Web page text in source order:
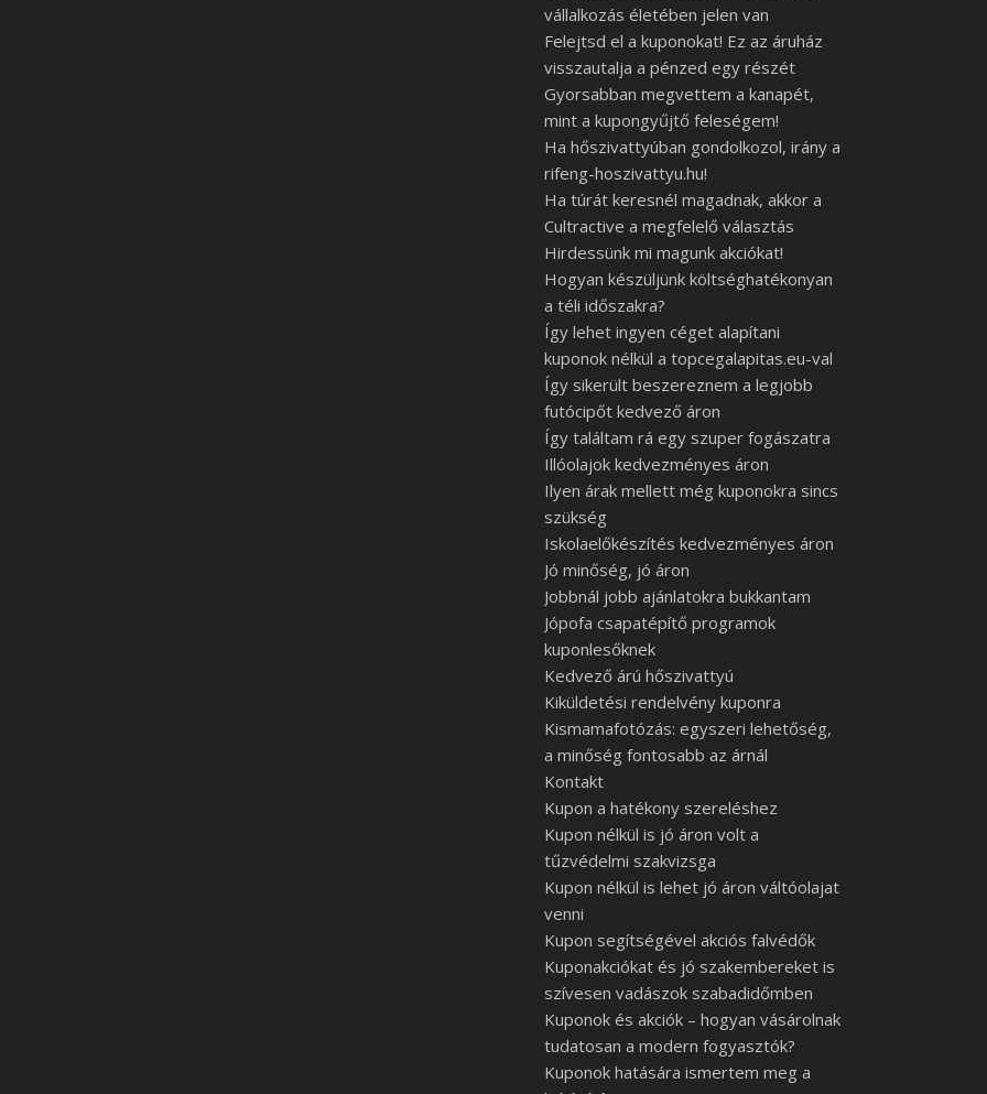
vállalkozás életében jelen van
Felejtsd el a kuponokat! Ez az áruház
visszautalja a pénzed egy részét
Gyorsabban megvettem a kanapét,
mint a kupongyűjtő feleségem!
Ha hőszivattyúban gondolkozol, irány a
rifeng-hoszivattyu.hu!
Ha túrát keresnél magadnak, akkor a
Cultractive a megfelelő választás
Hirdessünk mi magunk akciókat!
Hogyan készüljünk költséghatékonyan
a téli időszakra?
Így lehet ingyen céget alapítani
kuponok nélkül a topcegalapitas.eu-val
Így sikerült beszereznem a legjobb
futócipőt kedvező áron
Így találtam rá egy szuper fogászatra
Illóolajok kedvezményes áron
Ilyen árak mellett még kuponokra sincs
szükség
Iskolaelőkészítés kedvezményes áron
Jó minőség, jó áron
Jobbnál jobb ajánlatokra bukkantam
Jópofa csapatépítő programok
kuponlesőknek
Kedvező árú hőszivattyú
Kiküldetési rendelvény kuponra
Kismamafotózás: egyszeri lehetőség,
a minőség fontosabb az árnál
Kontakt
Kupon a hatékony szereléshez
Kupon nélkül is jó áron volt a
tűzvédelmi szakvizsga
Kupon nélkül is lehet jó áron váltóolajat
venni
Kupon segítségével akciós falvédők
Kuponakciókat és jó szakembereket is
szívesen vadászok szabadidőmben
Kuponok és akciók – hogyan vásárolnak
tudatosan a modern fogyasztók?
Kuponok hatására ismertem meg a